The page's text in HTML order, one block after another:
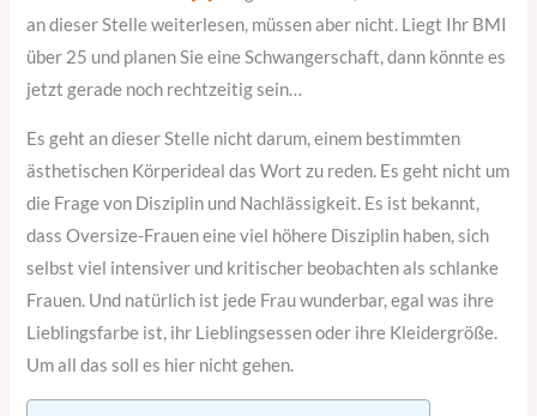
an dieser Stelle weiterlesen, müssen aber nicht. Liegt Ihr BMI
über 25 und planen Sie eine Schwangerschaft, dann könnte es
jetzt gerade noch rechtzeitig sein…
Es geht an dieser Stelle nicht darum, einem bestimmten
ästhetischen Körperideal das Wort zu reden. Es geht nicht um
die Frage von Disziplin und Nachlässigkeit. Es ist bekannt,
dass Oversize-Frauen eine viel höhere Disziplin haben, sich
selbst viel intensiver und kritischer beobachten als schlanke
Frauen. Und natürlich ist jede Frau wunderbar, egal was ihre
Lieblingsfarbe ist, ihr Lieblingsessen oder ihre Kleidergröße.
Um all das soll es hier nicht gehen.